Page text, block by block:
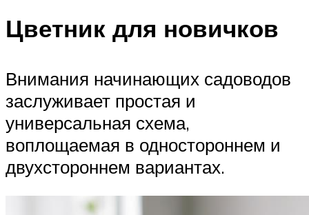
Цветник для новичков
Внимания начинающих садоводов
заслуживает простая и
универсальная схема,
воплощаемая в одностороннем и
двухстороннем вариантах.